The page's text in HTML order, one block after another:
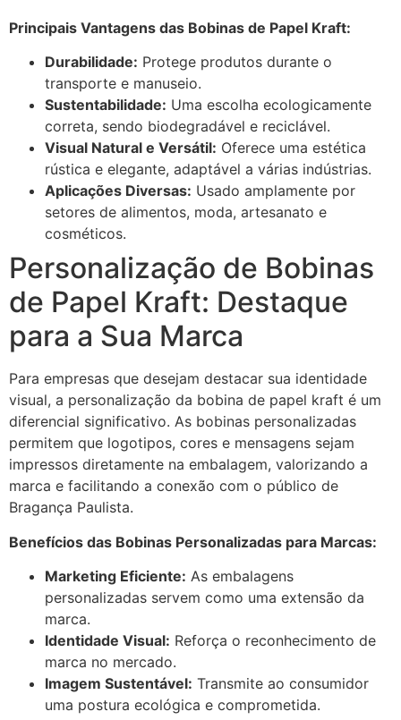
Principais Vantagens das Bobinas de Papel Kraft:
Durabilidade: Protege produtos durante o
transporte e manuseio.
Sustentabilidade: Uma escolha ecologicamente
correta, sendo biodegradável e reciclável.
Visual Natural e Versátil: Oferece uma estética
rústica e elegante, adaptável a várias indústrias.
Aplicações Diversas: Usado amplamente por
setores de alimentos, moda, artesanato e
cosméticos.
Personalização de Bobinas
de Papel Kraft: Destaque
para a Sua Marca
Para empresas que desejam destacar sua identidade
visual, a personalização da bobina de papel kraft é um
diferencial significativo. As bobinas personalizadas
permitem que logotipos, cores e mensagens sejam
impressos diretamente na embalagem, valorizando a
marca e facilitando a conexão com o público de
Bragança Paulista.
Benefícios das Bobinas Personalizadas para Marcas:
Marketing Eficiente: As embalagens
personalizadas servem como uma extensão da
marca.
Identidade Visual: Reforça o reconhecimento de
marca no mercado.
Imagem Sustentável: Transmite ao consumidor
uma postura ecológica e comprometida.